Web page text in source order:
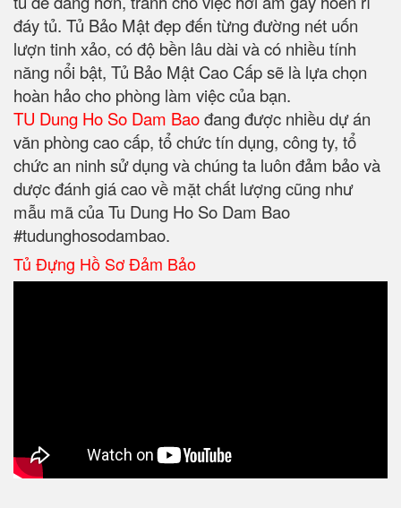
đáy tủ. Tủ Bảo Mật đẹp đến từng đường nét uốn
lượn tinh xảo, có độ bền lâu dài và có nhiều tính
năng nổi bật, Tủ Bảo Mật Cao Cấp sẽ là lựa chọn
hoàn hảo cho phòng làm việc của bạn.
TU Dung Ho So Dam Baođang được nhiều dự án
văn phòng cao cấp, tổ chức tín dụng, công ty, tổ
chức an ninh sử dụng và chúng ta luôn đảm bảo và
dược đánh giá cao về mặt chất lượng cũng như
mẫu mã của Tu Dung Ho So Dam Bao
#tudunghosodambao.
Tủ Đựng Hồ Sơ Đảm Bảo